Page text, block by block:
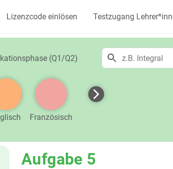
Lizenzcode einlösen Testzugang
(Q1/Q2)
Französisch
Aufgabe 5